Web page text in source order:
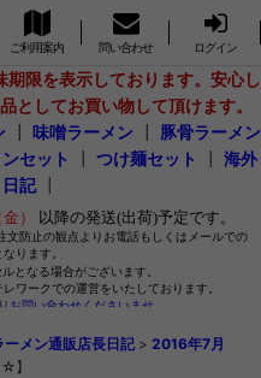
ご利用案内 問い合わせ ログイン
限を表示しております。安心し
としてお買い物して頂けます。
味噌ラーメン
豚骨ラーメン
セット つけ麺セット
海外
日記┃
ーメン通販店長日記 > 2016年7月
】